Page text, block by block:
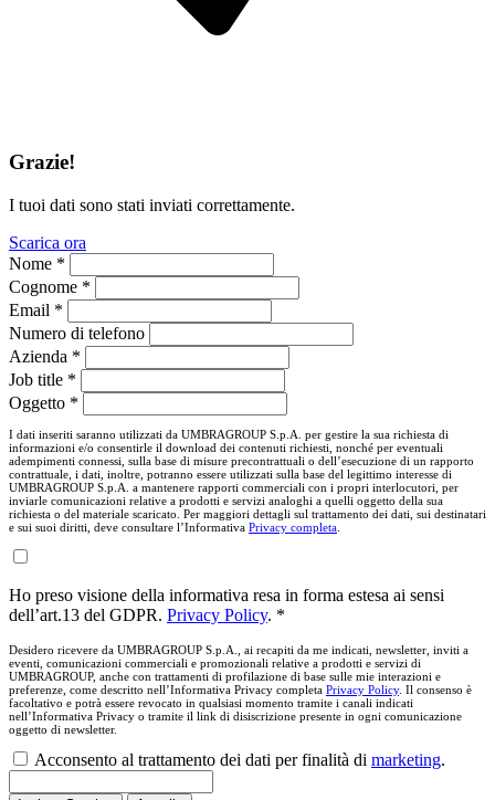
Grazie!
I tuoi dati sono stati inviati correttamente.
Scarica ora
Nome *
Cognome *
Email *
Numero di telefono
Azienda *
Job title *
Oggetto *
I dati inseriti saranno utilizzati da UMBRAGROUP S.p.A. per gestire la sua richiesta di
informazioni e/o consentirle il download dei contenuti richiesti, nonché per eventuali
adempimenti connessi, sulla base di misure precontrattuali o dell’esecuzione di un rapporto
contrattuale, i dati, inoltre, potranno essere utilizzati sulla base del legittimo interesse di
UMBRAGROUP S.p.A. a mantenere rapporti commerciali con i propri interlocutori, per
inviarle comunicazioni relative a prodotti e servizi analoghi a quelli oggetto della sua
richiesta o del materiale scaricato. Per maggiori dettagli sul trattamento dei dati, sui destinatari
e sui suoi diritti, deve consultare l’Informativa Privacy completa
Ho preso visione della informativa resa in forma estesa ai sensi
dell’art.13 del GDPR. Privacy Policy. *
Desidero ricevere da UMBRAGROUP S.p.A., ai recapiti da me indicati, newsletter, inviti a
eventi, comunicazioni commerciali e promozionali relative a prodotti e servizi di
UMBRAGROUP, anche con trattamenti di profilazione di base sulle mie interazioni e
preferenze, come descritto nell’Informativa Privacy completa Privacy Policy. Il consenso è
facoltativo e potrà essere revocato in qualsiasi momento tramite i canali indicati
nell’Informativa Privacy o tramite il link di disiscrizione presente in ogni comunicazione
oggetto di newsletter.
Acconsento al trattamento dei dati per finalità di marketing.